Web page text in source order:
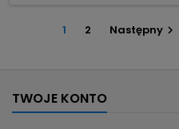
mikroprocesor –
1 2 Następny 
TWOJE KONTO